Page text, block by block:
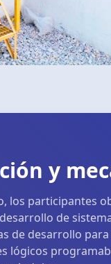
y
los participantes
de
de desarrollo
lógicos